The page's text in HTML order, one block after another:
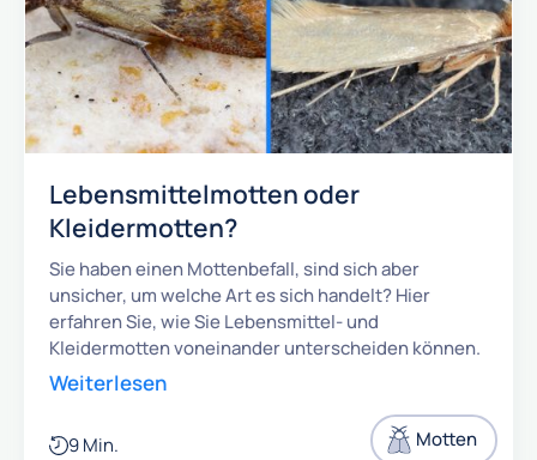
Lebensmittelmotten oder
Kleidermotten?
Sie haben einen Mottenbefall, sind sich aber
unsicher, um welche Art es sich handelt? Hier
erfahren Sie, wie Sie Lebensmittel- und
Kleidermotten voneinander unterscheiden können.
Weiterlesen
9 Min. Motten